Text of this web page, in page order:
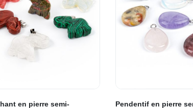
en pierre semi-
Pendentif en pierre